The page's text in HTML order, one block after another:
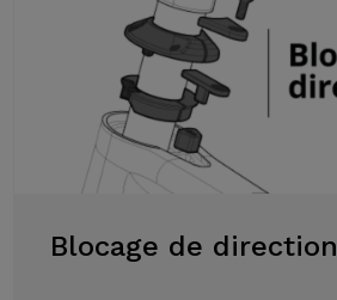
Blocage de direction